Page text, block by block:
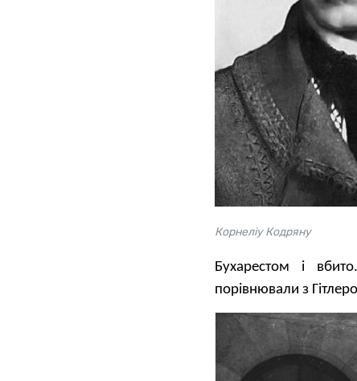
Корнеліу Кодряну
Бухарестом і
порівнювали з